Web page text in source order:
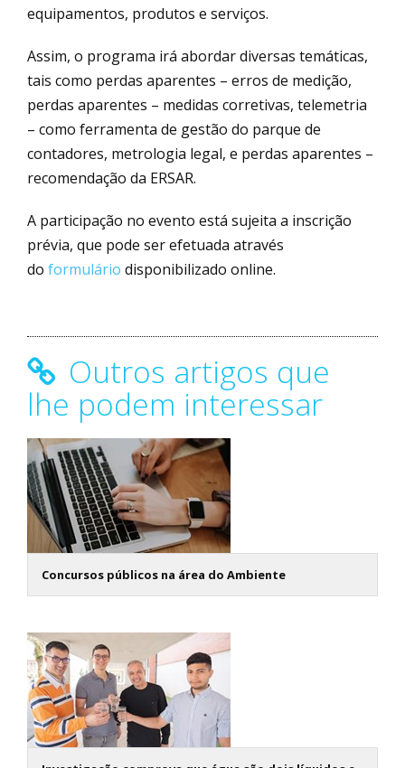
equipamentos, produtos e serviços.
Assim, o programa irá abordar diversas temáticas,
tais como perdas aparentes – erros de medição,
perdas aparentes – medidas corretivas, telemetria
– como ferramenta de gestão do parque de
contadores, metrologia legal, e perdas aparentes –
recomendação da ERSAR.
A participação no evento está sujeita a inscrição
prévia, que pode ser efetuada através
do formulário disponibilizado online.
Outros artigos que
lhe podem interessar
Concursos públicos na área do Ambiente